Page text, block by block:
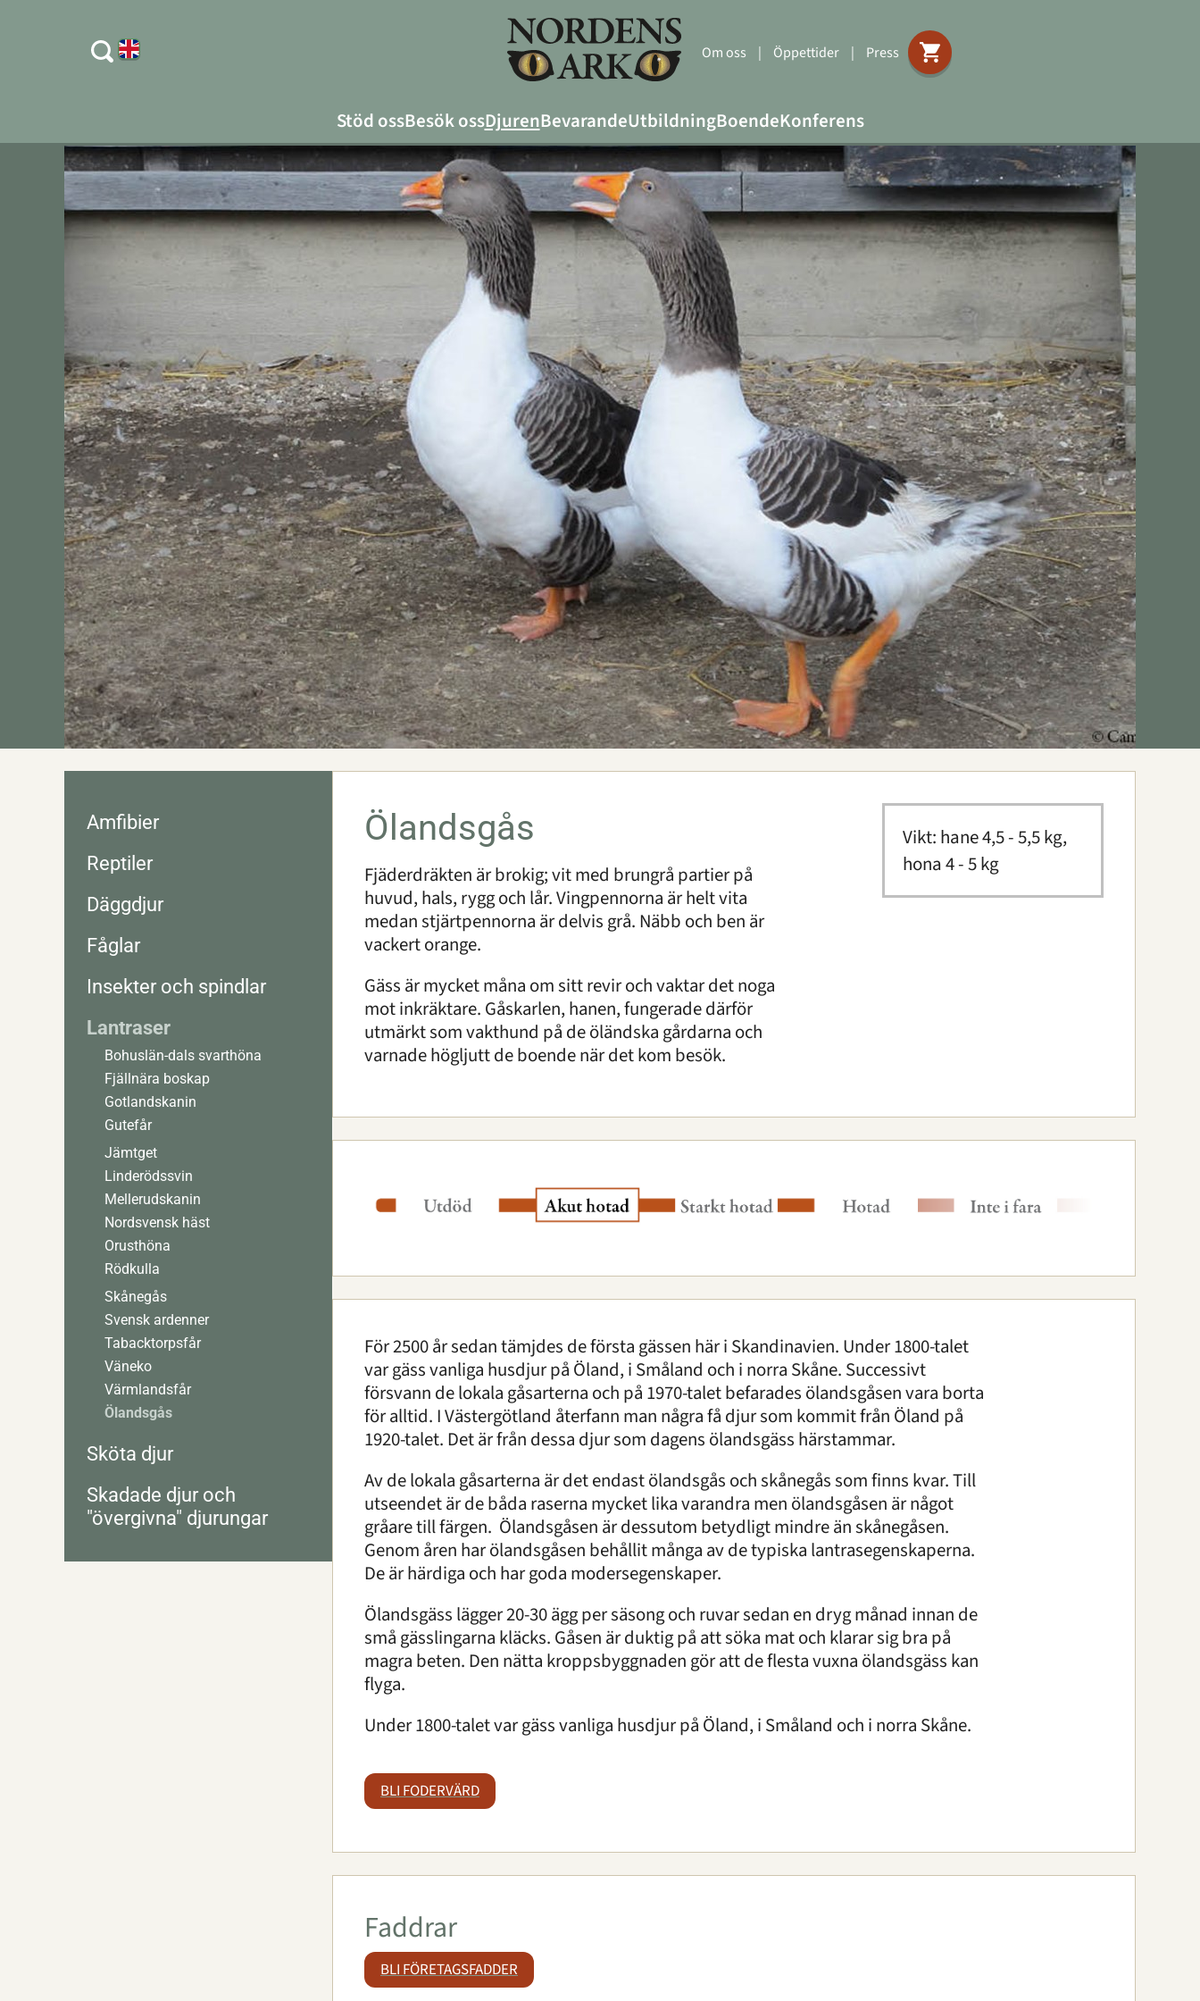
Om oss | Öppettider | Press
Stöd ossBesök ossDjurenBevarandeUtbildningBoendeKonferens
Amfibier
Reptiler
Däggdjur
Fåglar
Insekter och spindlar
Lantraser
Bohuslän-dals svarthöna
Fjällnära boskap
Gotlandskanin
Gutefår
Jämtget
Linderödssvin
Mellerudskanin
Nordsvensk häst
Orusthöna
Rödkulla
Skånegås
Svensk ardenner
Tabacktorpsfår
Väneko
Värmlandsfår
Ölandsgås
Sköta djur
Skadade djur och
"övergivna" djurungar
Ölandsgås
Fjäderdräkten är brokig; vit med brungrå partier på
huvud, hals, rygg och lår. Vingpennorna är helt vita
medan stjärtpennorna är delvis grå. Näbb och ben är
vackert orange.
Gäss är mycket måna om sitt revir och vaktar det noga
mot inkräktare. Gåskarlen, hanen, fungerade därför
utmärkt som vakthund på de öländska gårdarna och
varnade högljutt de boende när det kom besök.
Vikt: hane 4,5 - 5,5 kg,
hona 4 - 5 kg
För 2500 år sedan tämjdes de första gässen här i Skandinavien. Under 1800-talet
var gäss vanliga husdjur på Öland, i Småland och i norra Skåne. Successivt
försvann de lokala gåsarterna och på 1970-talet befarades ölandsgåsen vara borta
för alltid. I Västergötland återfann man några få djur som kommit från Öland på
1920-talet. Det är från dessa djur som dagens ölandsgäss härstammar.
Av de lokala gåsarterna är det endast ölandsgås och skånegås som finns kvar. Till
utseendet är de båda raserna mycket lika varandra men ölandsgåsen är något
gråare till färgen. Ölandsgåsen är dessutom betydligt mindre än skånegåsen.
Genom åren har ölandsgåsen behållit många av de typiska lantrasegenskaperna.
De är härdiga och har goda modersegenskaper.
Ölandsgäss lägger 20-30 ägg per säsong och ruvar sedan en dryg månad innan de
små gässlingarna kläcks. Gåsen är duktig på att söka mat och klarar sig bra på
magra beten. Den nätta kroppsbyggnaden gör att de flesta vuxna ölandsgäss kan
flyga.
Under 1800-talet var gäss vanliga husdjur på Öland, i Småland och i norra Skåne.
BLI FODERVÄRD
Faddrar
BLI FÖRETAGSFADDER